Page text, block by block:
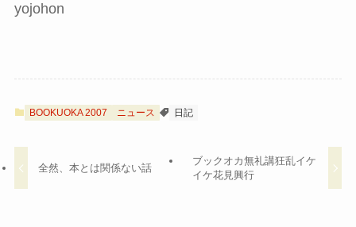
yojohon
BOOKUOKA 2007 ニュース 日記
全然、本とは関係ない話
ブックオカ無礼講狂乱イケ
イケ花見興行